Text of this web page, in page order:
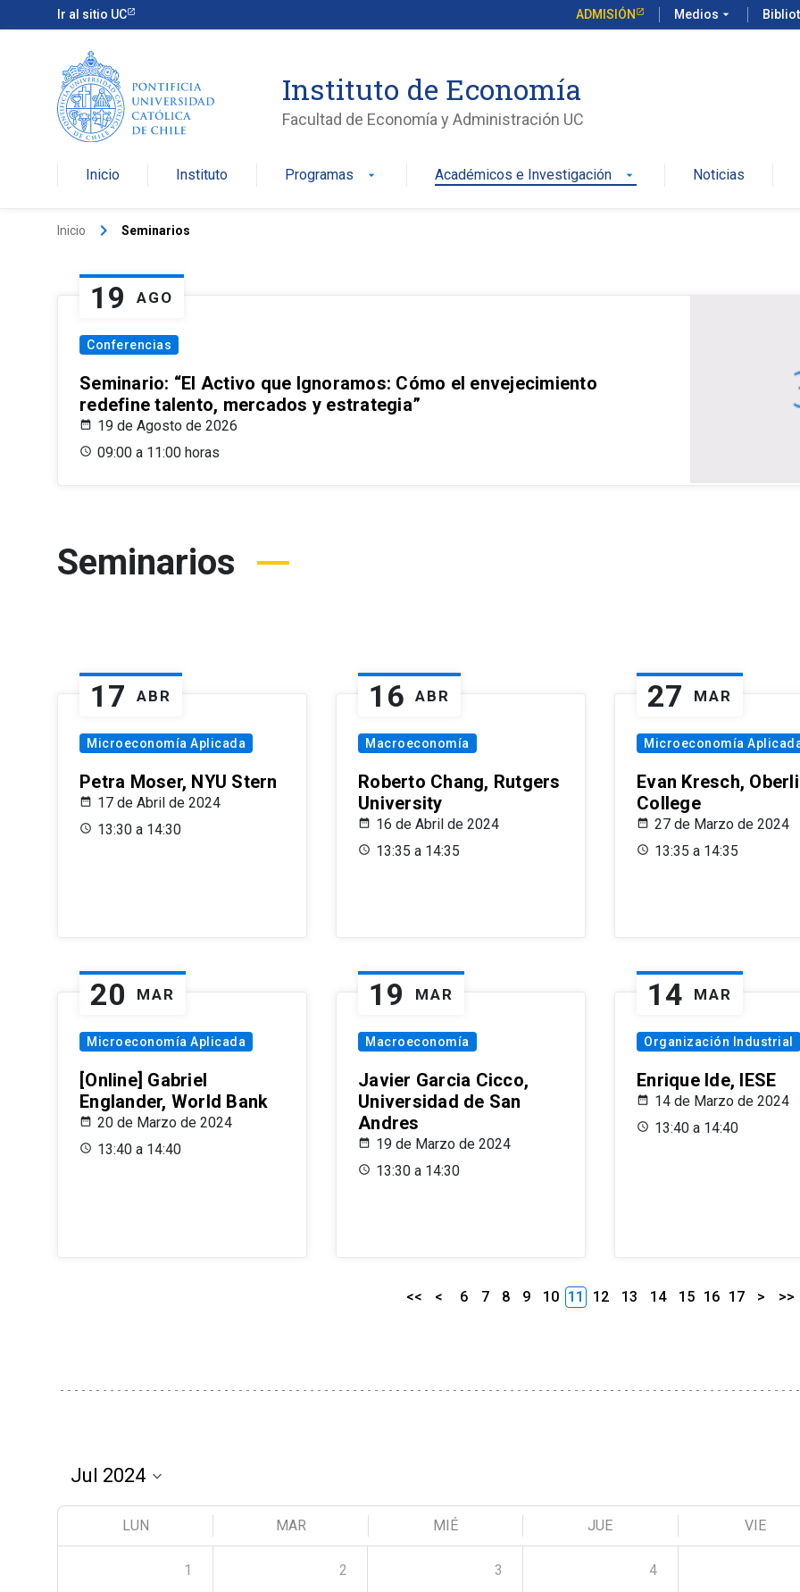
Ir al sitio UC ADMISIÓN Medios arrow_drop_down
Instituto de Economía
Facultad de Economía y Administración UC
Inicio Instituto Programas arrow_drop_down Académicos e Investigación arrow_drop_down Noticias
Inicio keyboard_arrow_right Seminarios
19 AGO
Conferencias
Seminario: “El Activo que Ignoramos: Cómo el envejecimiento
redefine talento, mercados y estrategia”
19 de Agosto de 2026
09:00 a 11:00 horas
Seminarios
17 ABR
Microeconomía Aplicada
Petra Moser, NYU Stern
17 de Abril de 2024
13:30 a 14:30
16 ABR
Macroeconomía
Roberto Chang, Rutgers
University
16 de Abril de 2024
13:35 a 14:35
27 MAR
Microeconomía
Evan Kresch,
College
27 de Marzo de 2024
13:35 a 14:35
20 MAR
Microeconomía Aplicada
[Online] Gabriel
Englander, World Bank
20 de Marzo de 2024
13:40 a 14:40
19 MAR
Macroeconomía
Javier Garcia Cicco,
Universidad de San
Andres
19 de Marzo de 2024
13:30 a 14:30
14 MAR
Organización Industrial
Enrique Ide, IESE
14 de Marzo de 2024
13:40 a 14:40
<< < 6 7 8 9 10 11 12 13 14 15 16 17 > >>
LUN MAR MIÉ JUE VIE
1 2 3 4